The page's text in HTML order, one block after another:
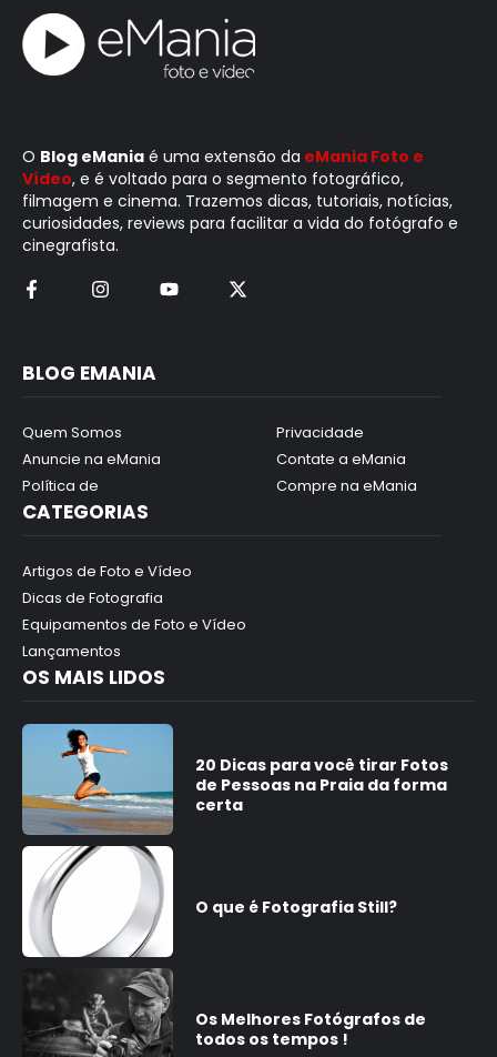
O Blog eMania é uma extensão da eMania Foto e
Vídeo, e é voltado para o segmento fotográfico,
filmagem e cinema. Trazemos dicas, tutoriais, notícias,
curiosidades, reviews para facilitar a vida do fotógrafo e
cinegrafista.
BLOG EMANIA
Quem Somos
Anuncie na eMania
Política de
Privacidade
Contate a eMania
Compre na eMania
CATEGORIAS
Artigos de Foto e Vídeo
Dicas de Fotografia
Equipamentos de Foto e Vídeo
Lançamentos
OS MAIS LIDOS
20 Dicas para você tirar Fotos
de Pessoas na Praia da forma
certa
O que é Fotografia Still?
Os Melhores Fotógrafos de
todos os tempos !